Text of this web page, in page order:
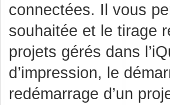
connectées. Il vous
souhaitée et le tirage
projets gérés dans
d’impression, le
redémarrage d’un